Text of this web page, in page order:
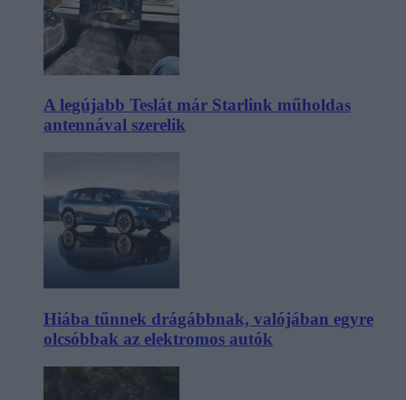
A legújabb Teslát már Starlink műholdas
antennával szerelik
Hiába tűnnek drágábbnak, valójában egyre
olcsóbbak az elektromos autók